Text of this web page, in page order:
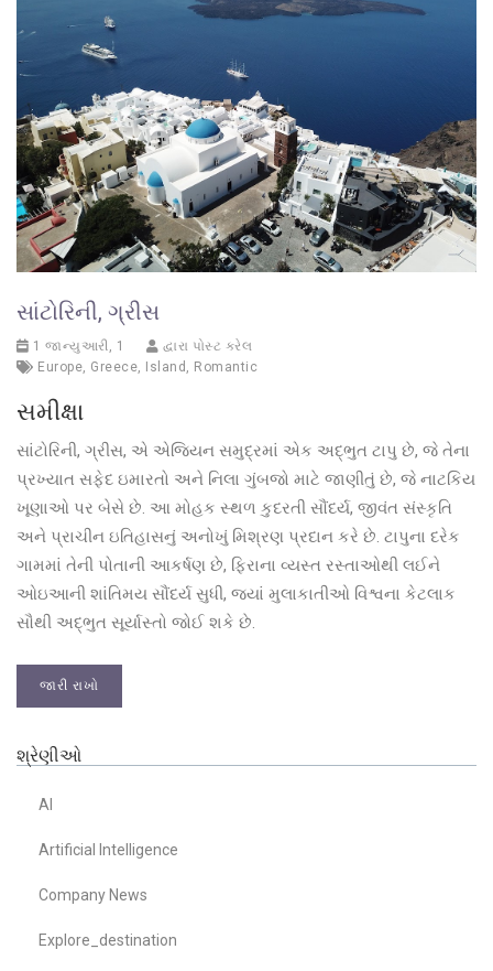
સાંટોરિની, ગ્રીસ
1 જાન્યુઆરી, 1
દ્વારા પોસ્ટ કરેલ
Europe, Greece, Island , Romantic
સમીક્ષા
સાંટોરિની, ગ્રીસ, એ એજિયન સમુદ્રમાં એક અદ્ભુત ટાપુ છે, જે તેના
પ્રખ્યાત સફેદ ઇમારતો અને નિલા ગુંબજો માટે જાણીતું છે, જે નાટકિય
ખૂણાઓ પર બેસે છે. આ મોહક સ્થળ કુદરતી સૌંદર્ય, જીવંત સંસ્કૃતિ
અને પ્રાચીન ઇતિહાસનું અનોખું મિશ્રણ પ્રદાન કરે છે. ટાપુના દરેક
ગામમાં તેની પોતાની આકર્ષણ છે, ફિરાના વ્યસ્ત રસ્તાઓથી લઈને
ઓઇઆની શાંતિમય સૌંદર્ય સુધી, જ્યાં મુલાકાતીઓ વિશ્વના કેટલાક
સૌથી અદ્ભુત સૂર્યાસ્તો જોઈ શકે છે.
જારી રાખો
શ્રેણીઓ
AI
Artificial Intelligence
Company News
Explore_destination